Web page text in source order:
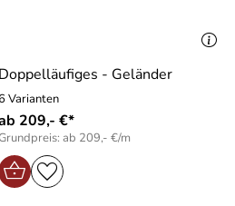
Doppelläufiges - Geländer
Varianten
209,- €*
ab 209,- €/m